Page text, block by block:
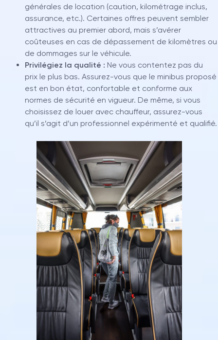
générales de location (caution, kilométrage inclus,
assurance, etc.). Certaines offres peuvent sembler
attractives au premier abord, mais s’avérer
coûteuses en cas de dépassement de kilomètres ou
de dommages sur le véhicule.
Privilégiez la qualité : Ne vous contentez pas du
prix le plus bas. Assurez-vous que le minibus proposé
est en bon état, confortable et conforme aux
normes de sécurité en vigueur. De même, si vous
choisissez de louer avec chauffeur, assurez-vous
qu’il s’agit d’un professionnel expérimenté et qualifié.